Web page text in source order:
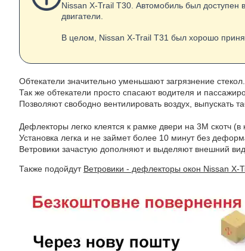
Nissan X-Trail T30. Автомобиль был
двигатели.
В целом, Nissan X-Trail T31 был хорошо
Обтекатели значительно уменьшают загрязнение
Так же обтекатели просто спасают водителя и
Позволяют свободно вентилировать воздух, выпускать
Дефлекторы легко клеятся к рамке двери на 3М скотч (в
Установка легка и не займет более 10 минут без
Ветровики зачастую дополняют и выделяют внешний
Также подойдут Ветровики - дефлекторы окон Nissan X-